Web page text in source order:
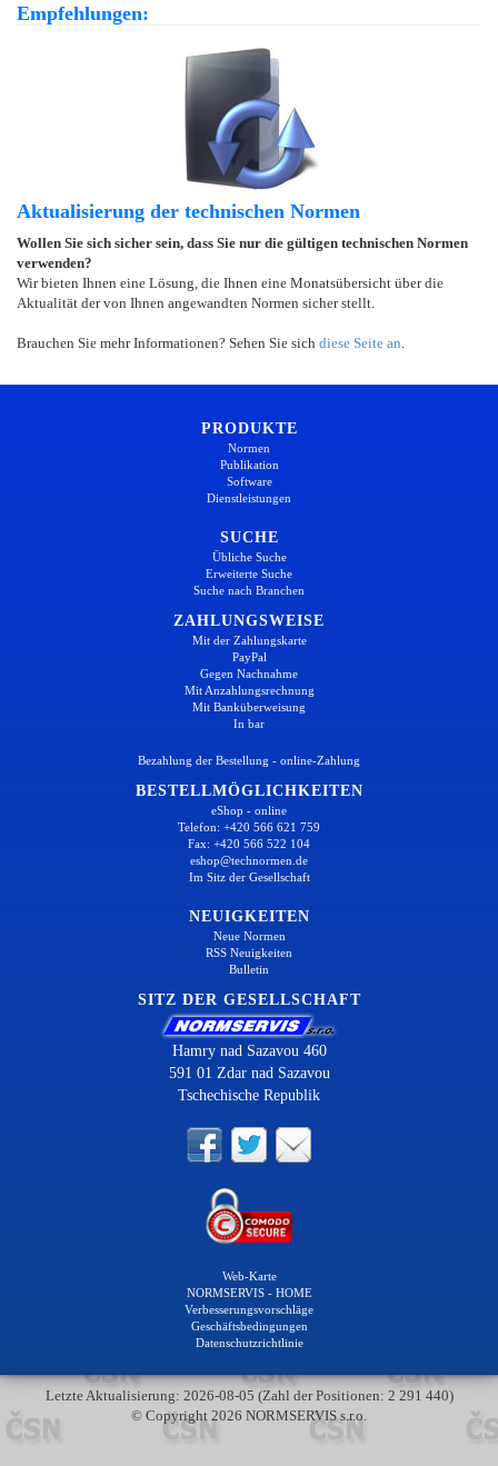
Empfehlungen:
Aktualisierung der technischen Normen
Wollen Sie sich sicher sein, dass Sie nur die gültigen technischen Normen
verwenden?
Wir bieten Ihnen eine Lösung, die Ihnen eine Monatsübersicht über die
Aktualität der von Ihnen angewandten Normen sicher stellt.
Brauchen Sie mehr Informationen? Sehen Sie sich diese Seite an
PRODUKTE
Normen
Publikation
Software
Dienstleistungen
SUCHE
Übliche Suche
Erweiterte Suche
Suche nach Branchen
ZAHLUNGSWEISE
Mit der Zahlungskarte
PayPal
Gegen Nachnahme
Mit Anzahlungsrechnung
Mit Banküberweisung
In bar
Bezahlung der Bestellung - online-Zahlung
BESTELLMÖGLICHKEITEN
eShop - online
Telefon: +420 566 621 759
Fax: +420 566 522 104
eshop@technormen.de
Im Sitz der Gesellschaft
NEUIGKEITEN
Neue Normen
RSS Neuigkeiten
Bulletin
SITZ DER GESELLSCHAFT
Hamry nad Sazavou 460
591 01 Zdar nad Sazavou
Tschechische Republik
Web-Karte
NORMSERVIS - HOME
Verbesserungsvorschläge
Geschäftsbedingungen
Datenschutzrichtlinie
Letzte Aktualisierung: 2026-08-05 (Zahl der Positionen: 2 291 440)
© Copyright 2026 NORMSERVIS s.r.o.